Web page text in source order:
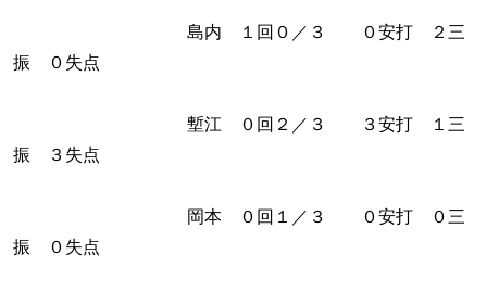
島内 １回０／３ ０安打 ２三
振 ０失点
塹江 ０回２／３ ３安打 １三
振 ３失点
岡本 ０回１／３ ０安打 ０三
振 ０失点